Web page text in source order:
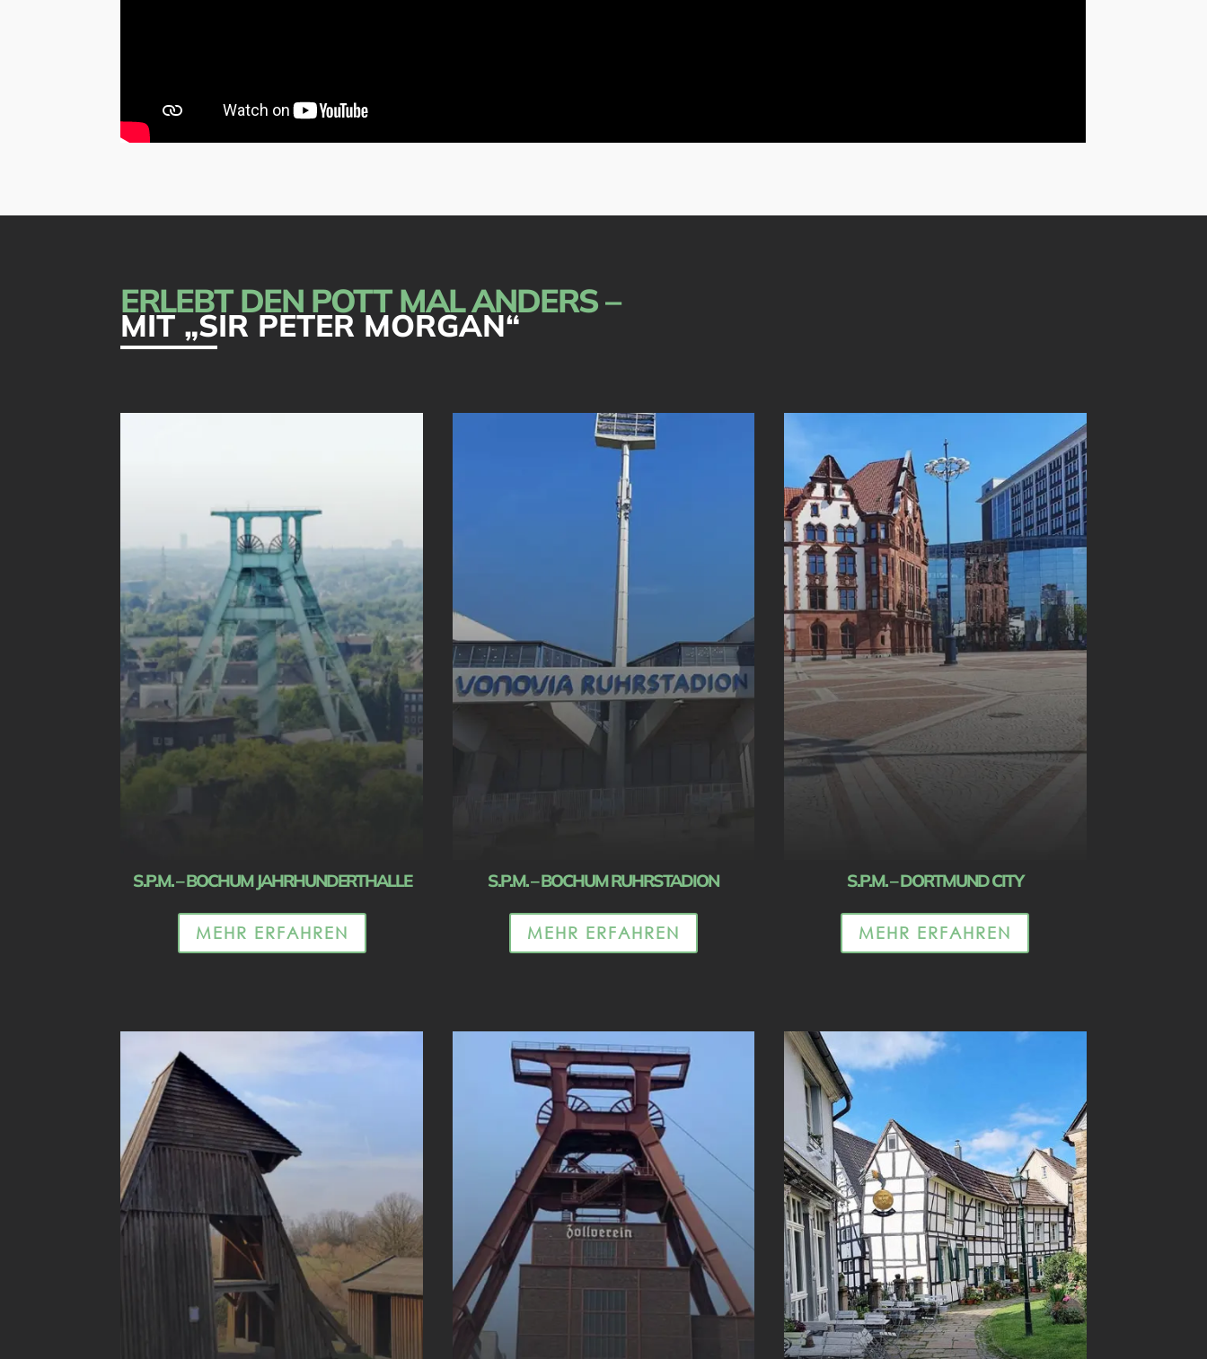
ERLEBT DEN POTT MAL ANDERS –
MIT „SIR PETER MORGAN“
S.P.M. – BOCHUM JAHRHUNDERTHALLE
MEHR ERFAHREN
S.P.M. – BOCHUM RUHRSTADION
MEHR ERFAHREN
S.P.M. – DORTMUND CITY
MEHR ERFAHREN